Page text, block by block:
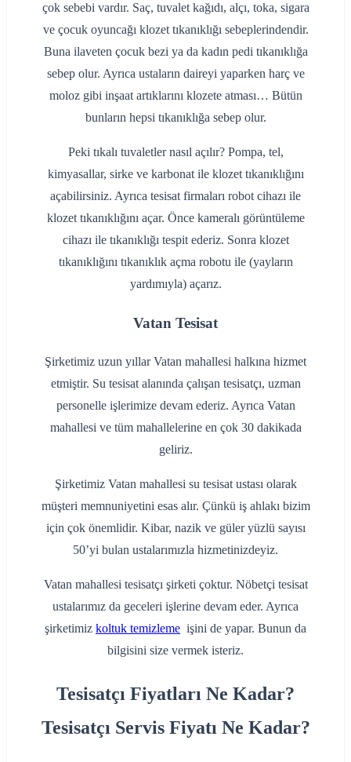
çok sebebi vardır. Saç, tuvalet kağıdı, alçı, toka, sigara
ve çocuk oyuncağı klozet tıkanıklığı sebeplerindendir.
Buna ilaveten çocuk bezi ya da kadın pedi tıkanıklığa
sebep olur. Ayrıca ustaların daireyi yaparken harç ve
moloz gibi inşaat artıklarını klozete atması… Bütün
bunların hepsi tıkanıklığa sebep olur.
Peki tıkalı tuvaletler nasıl açılır? Pompa, tel,
kimyasallar, sirke ve karbonat ile klozet tıkanıklığını
açabilirsiniz. Ayrıca tesisat firmaları robot cihazı ile
klozet tıkanıklığını açar. Önce kameralı görüntüleme
cihazı ile tıkanıklığı tespit ederiz. Sonra klozet
tıkanıklığını tıkanıklık açma robotu ile (yayların
yardımıyla) açarız.
Vatan Tesisat
Şirketimiz uzun yıllar Vatan mahallesi halkına hizmet
etmiştir. Su tesisat alanında çalışan tesisatçı, uzman
personelle işlerimize devam ederiz. Ayrıca Vatan
mahallesi ve tüm mahallelerine en çok 30 dakikada
geliriz.
Şirketimiz Vatan mahallesi su tesisat ustası olarak
müşteri memnuniyetini esas alır. Çünkü iş ahlakı bizim
için çok önemlidir. Kibar, nazik ve güler yüzlü sayısı
50’yi bulan ustalarımızla hizmetinizdeyiz.
Vatan mahallesi tesisatçı şirketi çoktur. Nöbetçi tesisat
ustalarımız da geceleri işlerine devam eder. Ayrıca
şirketimiz koltuk temizleme işini de yapar. Bunun da
bilgisini size vermek isteriz.
Tesisatçı Fiyatları Ne Kadar?
Tesisatçı Servis Fiyatı Ne Kadar?